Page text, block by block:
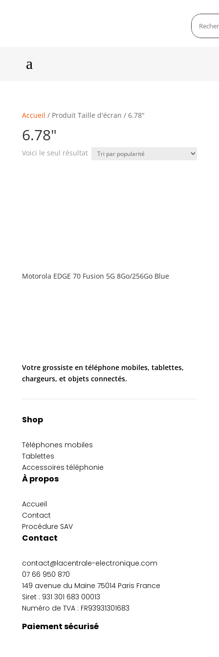
a
Accueil / Produit Taille d'écran / 6.78"
6.78"
Voici le seul résultat
Motorola EDGE 70 Fusion 5G 8Go/256Go Blue
Votre grossiste en téléphone mobiles, tablettes,
chargeurs, et objets connectés.
Shop
Téléphones mobiles
Tablettes
Accessoires téléphonie
À propos
Accueil
Contact
Procédure SAV
Contact
contact@lacentrale-electronique.com
07 66 950 870
149 avenue du Maine 75014 Paris France
Siret : 931 301 683 00013
Numéro de TVA : FR93931301683
Paiement sécurisé